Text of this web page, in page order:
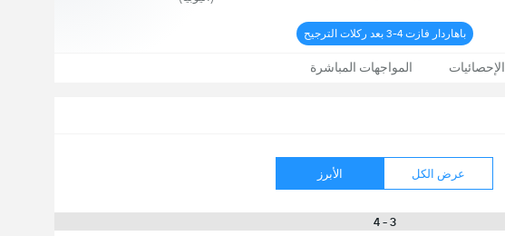
باهاردار فازت 4-3 بعد ركلات الترجيح
الإحصائيات المواجهات المباشرة
عرض الكل الأبرز
3 - 4